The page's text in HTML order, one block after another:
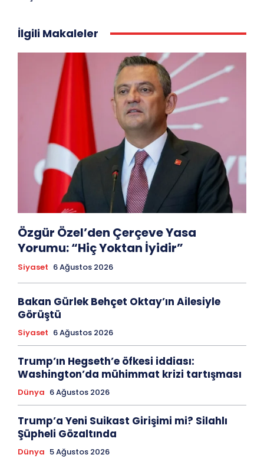
İlgili Makaleler
Özgür Özel’den Çerçeve Yasa
Yorumu: “Hiç Yoktan İyidir”
Siyaset 6 Ağustos 2026
Bakan Gürlek Behçet Oktay’ın Ailesiyle
Görüştü
Siyaset 6 Ağustos 2026
Trump’ın Hegseth’e öfkesi iddiası:
Washington’da mühimmat krizi tartışması
Dünya 6 Ağustos 2026
Trump’a Yeni Suikast Girişimi mi? Silahlı
Şüpheli Gözaltında
Dünya 5 Ağustos 2026